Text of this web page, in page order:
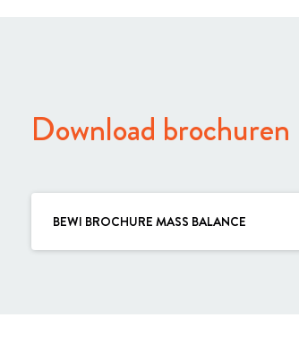
Download brochuren
BEWI BROCHURE MASS BALANCE